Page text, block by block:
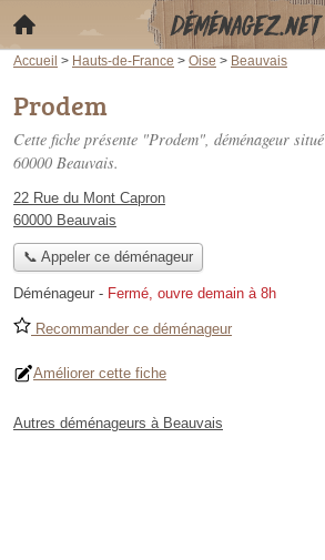
Accueil > Hauts-de-France > Oise > Beauvais
Prodem
Cette fiche présente "Prodem", déménageur situé
60000 Beauvais.
22 Rue du Mont Capron
60000 Beauvais
📞 Appeler ce déménageur
Déménageur - Fermé, ouvre demain à 8h
Recommander ce déménageur
Améliorer cette fiche
Autres déménageurs à Beauvais